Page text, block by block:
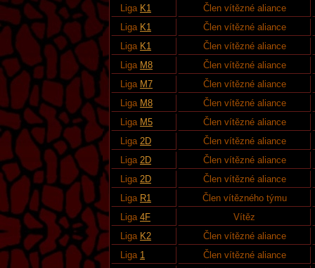
Liga K1
Člen vítězné aliance
Liga K1
Člen vítězné aliance
Liga K1
Člen vítězné aliance
Liga M8
Člen vítězné aliance
Liga M7
Člen vítězné aliance
Liga M8
Člen vítězné aliance
Liga M5
Člen vítězné aliance
Liga 2D
Člen vítězné aliance
Liga 2D
Člen vítězné aliance
Liga 2D
Člen vítězné aliance
Liga R1
Člen vítězného týmu
Liga 4F
Vítěz
Liga K2
Člen vítězné aliance
Liga 1
Člen vítězné aliance